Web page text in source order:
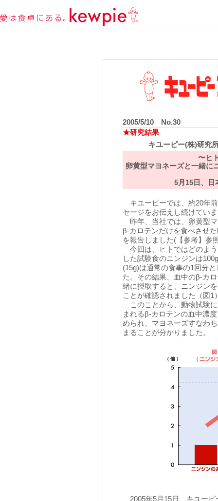
2005/5/10 No.30
★研究結果
キユーピー(株)研究
〜ヒ
卵黄型マヨネーズと一緒に
5月15日、日
キユーピーでは、約20年
セージをお伝えし続けてい
昨年、当社では、卵黄型
β-カロテンだけを食べさせ
を報告しました(【参考】参
今回は、ヒトではどのよ
した試験食のニンジンは
(15g)は通常の食事の1回分
た。その結果、血中のβ-カ
緒に摂取すると、ニンジン
ことが確認されました（図1
このことから、動物試験
まれるβ-カロテンの血中濃
められ、マヨネーズすなわ
まることが分かりました。
2005年5月15日、キユーピ